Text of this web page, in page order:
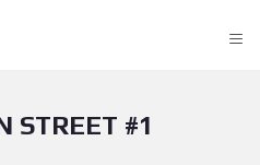
≡
STREET #1